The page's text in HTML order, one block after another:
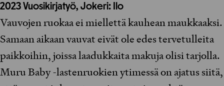
2023Vuosikirjatyö, Jokeri: Ilo
Vauvojen ruokaa ei miellettä kauhean maukkaaksi.
Samaan aikaan vauvat eivät ole edes tervetulleita
paikkoihin, joissa laadukkaita makuja olisi tarjolla.
Muru Baby -lastenruokien ytimessä on ajatus siitä,